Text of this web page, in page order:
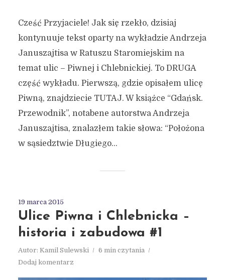
Cześć Przyjaciele! Jak się rzekło, dzisiaj
kontynuuje tekst oparty na wykładzie Andrzeja
Januszajtisa w Ratuszu Staromiejskim na
temat ulic – Piwnej i Chlebnickiej. To DRUGA
część wykładu. Pierwszą, gdzie opisałem ulicę
Piwną, znajdziecie TUTAJ. W książce “Gdańsk.
Przewodnik”, notabene autorstwa Andrzeja
Januszajtisa, znalazłem takie słowa: “Położona
w sąsiedztwie Długiego...
19 marca 2015
Ulice Piwna i Chlebnicka –
historia i zabudowa #1
Autor: Kamil Sulewski
6 min czytania
Dodaj komentarz